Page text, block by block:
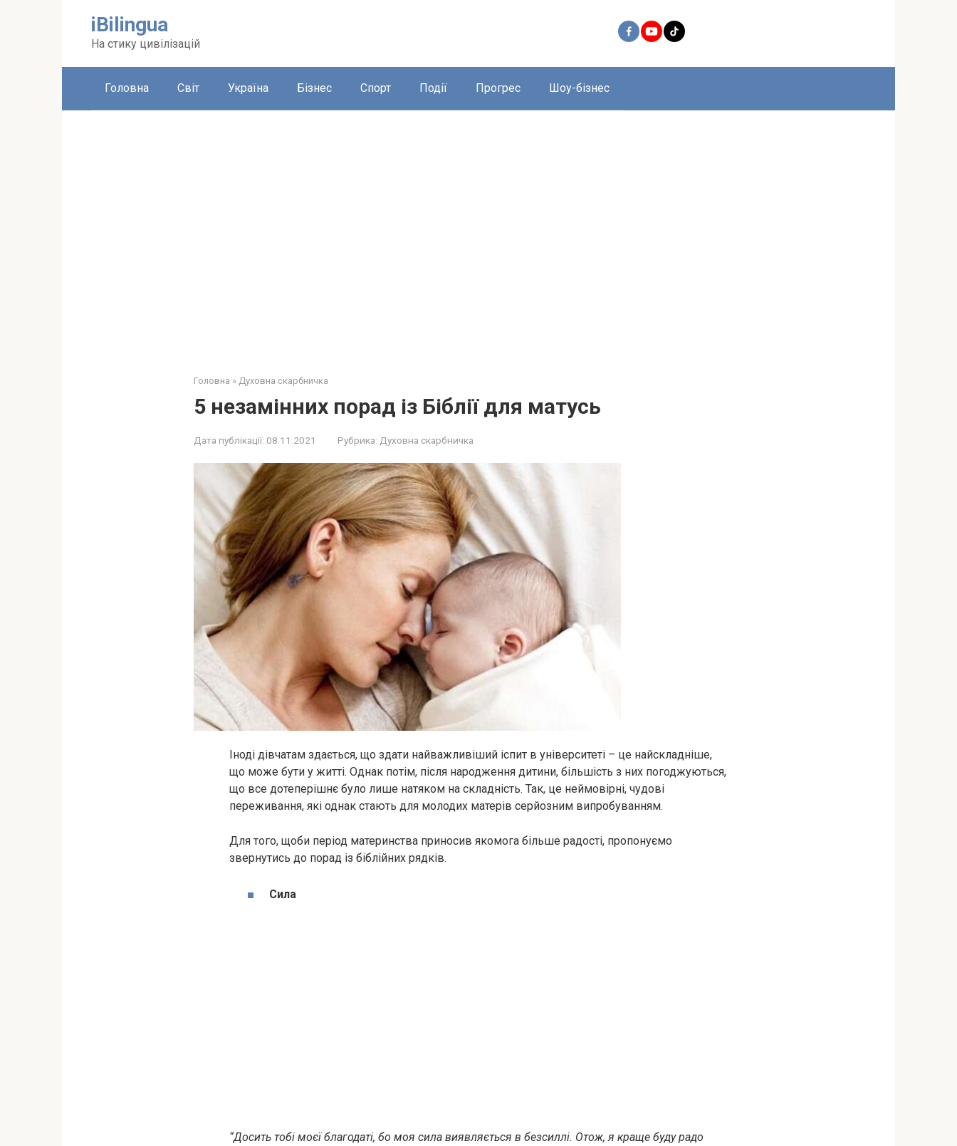
iBilingua
На стику цивілізацій
Головна Світ Україна Бізнес Спорт Події Прогрес Шоу-бізнес
Головна » Духовна скарбничка
5 незамінних порад із Біблії для матусь
Дата публікації: 08.11.2021 Рубрика: Духовна скарбничка
Іноді дівчатам здається, що здати найважливіший іспит в університеті – це найскладніше,
що може бути у житті. Однак потім, після народження дитини, більшість з них погоджуються,
що все дотеперішнє було лише натяком на складність. Так, це неймовірні, чудові
переживання, які однак стають для молодих матерів серйозним випробуванням.
Для того, щоби період материнства приносив якомога більше радості, пропонуємо
звернутись до порад із біблійних рядків.
Сила
“Досить тобі моєї благодаті, бо моя сила виявляється в безсиллі. Отож, я краще буду радо